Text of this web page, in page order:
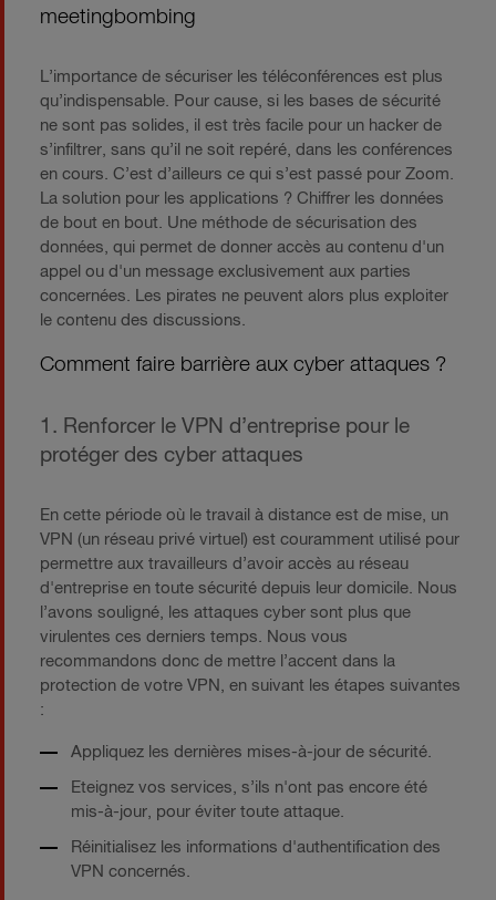
meetingbombing
L’importance de sécuriser les téléconférences est plus
qu’indispensable. Pour cause, si les bases de sécurité
ne sont pas solides, il est très facile pour un hacker de
s’infiltrer, sans qu’il ne soit repéré, dans les conférences
en cours. C’est d’ailleurs ce qui s’est passé pour Zoom.
La solution pour les applications ? Chiffrer les données
de bout en bout. Une méthode de sécurisation des
données, qui permet de donner accès au contenu d'un
appel ou d'un message exclusivement aux parties
concernées. Les pirates ne peuvent alors plus exploiter
le contenu des discussions.
Comment faire barrière aux cyber attaques ?
1. Renforcer le VPN d’entreprise pour le
protéger des cyber attaques
En cette période où le travail à distance est de mise, un
VPN (un réseau privé virtuel) est couramment utilisé pour
permettre aux travailleurs d’avoir accès au réseau
d'entreprise en toute sécurité depuis leur domicile. Nous
l’avons souligné, les attaques cyber sont plus que
virulentes ces derniers temps. Nous vous
recommandons donc de mettre l’accent dans la
protection de votre VPN, en suivant les étapes suivantes
:
Appliquez les dernières mises-à-jour de sécurité.
Eteignez vos services, s’ils n'ont pas encore été
mis-à-jour, pour éviter toute attaque.
Réinitialisez les informations d'authentification des
VPN concernés.